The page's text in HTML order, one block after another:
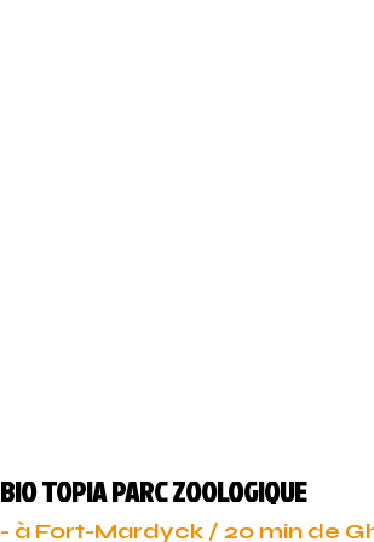
BIO TOPIA PARC ZOOLOGIQUE
- à Fort-Mardyck / 20 min de